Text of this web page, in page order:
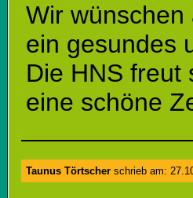
Wir
ein gesundes
Die HNS freut
eine schöne
Taunus Törtscher schrieb am: